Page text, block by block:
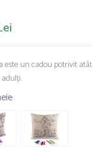
este un cadou potrivit atât